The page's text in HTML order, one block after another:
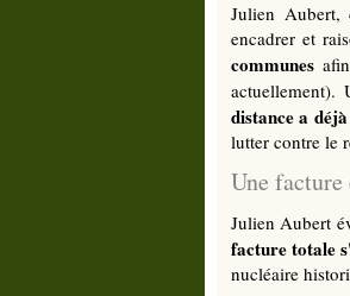
Julien Aubert,
encadrer et
communes
actuellement).
distance a
lutter contre le
Une
Julien Aubert
facture totale
nucléaire